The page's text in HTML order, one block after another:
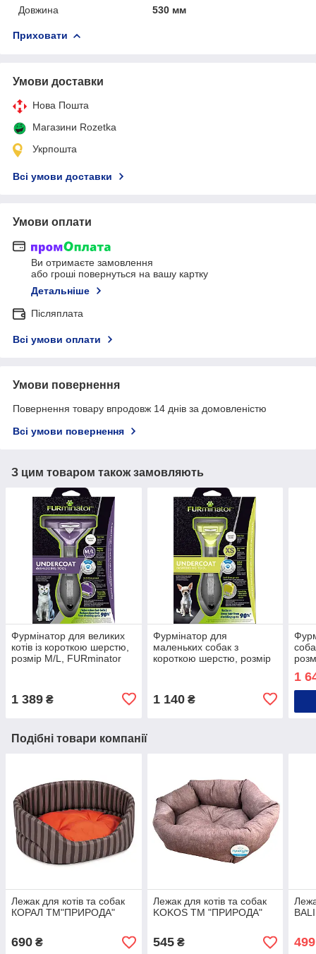
Довжина 530 мм
Приховати
Умови доставки
Нова Пошта
Магазини Rozetka
Укрпошта
Всі умови доставки
Умови оплати
Ви отримаєте замовлення
або гроші повернуться на вашу картку
Детальніше
Післяплата
Всі умови оплати
Умови повернення
Повернення товару впродовж 14 днів за домовленістю
Всі умови повернення
З цим товаром також замовляють
Фурмінатор для великих
котів із короткою шерстю,
розмір М/L, FURminator
1 389 ₴
Фурмінатор для
маленьких собак з
короткою шерстю, розмір
1 140₴
1
Подібні товари компанії
Лежак для котів та собак
КОРАЛ ТМ"ПРИРОДА"
690 ₴
Лежак для котів та собак
KOKOS ТМ "ПРИРОДА"
545₴ 499